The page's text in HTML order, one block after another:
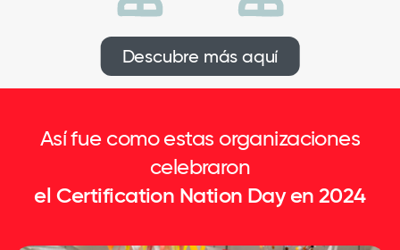
Descubre más aquí
Así fue como estas organizaciones
celebraron
el Certification Nation Day en 2024